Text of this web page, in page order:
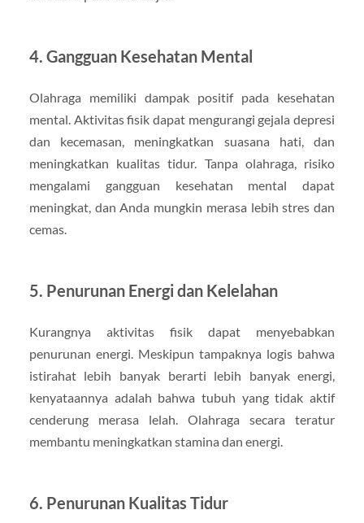
4. Gangguan Kesehatan Mental
Olahraga memiliki dampak positif pada kesehatan
mental. Aktivitas fisik dapat mengurangi gejala depresi
dan kecemasan, meningkatkan suasana hati, dan
meningkatkan kualitas tidur. Tanpa olahraga, risiko
mengalami gangguan kesehatan mental dapat
meningkat, dan Anda mungkin merasa lebih stres dan
cemas.
5. Penurunan Energi dan Kelelahan
Kurangnya aktivitas fisik dapat menyebabkan
penurunan energi. Meskipun tampaknya logis bahwa
istirahat lebih banyak berarti lebih banyak energi,
kenyataannya adalah bahwa tubuh yang tidak aktif
cenderung merasa lelah. Olahraga secara teratur
membantu meningkatkan stamina dan energi.
6. Penurunan Kualitas Tidur